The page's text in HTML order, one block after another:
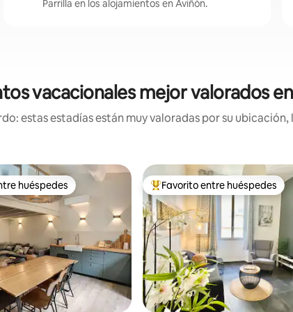
Parrilla en los alojamientos en Aviñón.
vacacionales mejor valorados
estas estadías están muy valoradas por su
huéspedes preferido
huéspedes Favorito entre huéspedes
Favorito entre huéspedes